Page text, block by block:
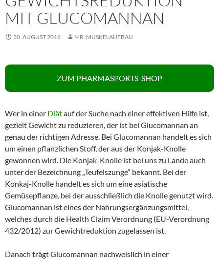
MIT GLUCOMANNAN
30. AUGUST 2016 MR. MUSKELAUFBAU
ZUM PHARMASPORTS-SHOP
Wer in einer Diätauf der Suche nach einer effektiven Hilfe ist,
gezielt Gewicht zu reduzieren, der ist bei Glucomannan an
genau der richtigen Adresse. Bei Glucomannan handelt es sich
um einen pflanzlichen Stoff, der aus der Konjak-Knolle
gewonnen wird. Die Konjak-Knolle ist bei uns zu Lande auch
unter der Bezeichnung „Teufelszunge“ bekannt. Bei der
Konkaj-Knolle handelt es sich um eine asiatische
Gemüsepflanze, bei der ausschließlich die Knolle genutzt wird.
Glucomannan ist eines der Nahrungsergänzungsmittel,
welches durch die Health Claim Verordnung (EU-Verordnung
432/2012) zur Gewichtreduktion zugelassen ist.
Danach trägt Glucomannan nachweislich in einer